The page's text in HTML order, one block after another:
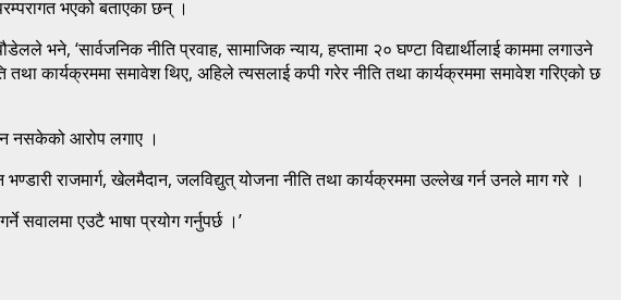
भएको बताएका छन् ।
‘सार्वजनिक नीति प्रवाह, सामाजिक न्याय, हप्तामा २० घण्टा विद्यार्थीलाई काममा लगाउने
कार्यक्रममा समावेश थिए, अहिले त्यसलाई कपी गरेर नीति तथा कार्यक्रममा समावेश गरिएको छ
नसकेको आरोप लगाए ।
राजमार्ग, खेलमैदान, जलविद्युत् योजना नीति तथा कार्यक्रममा उल्लेख गर्न उनले माग गरे ।
एउटै भाषा प्रयोग गर्नुपर्छ ।’